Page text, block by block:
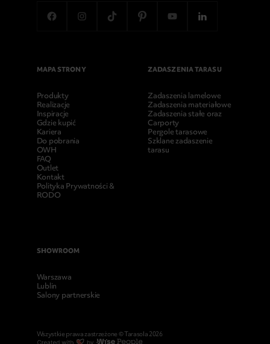
MAPA STRONY
Produkty
Realizacje
Inspiracje
Gdzie kupić
Kariera
Do pobrania
OWH
FAQ
Outlet
Kontakt
Polityka Prywatności &
RODO
ZADASZENIA TARASU
Zadaszenia lamelowe
Zadaszenia materiałowe
Zadaszenia stałe oraz
Carporty
Pergole tarasowe
Szklane zadaszenie
tarasu
SHOWROOM
Warszawa
Lublin
Salony partnerskie
Wszystkie prawa zastrzeżone © Tarasola 2026